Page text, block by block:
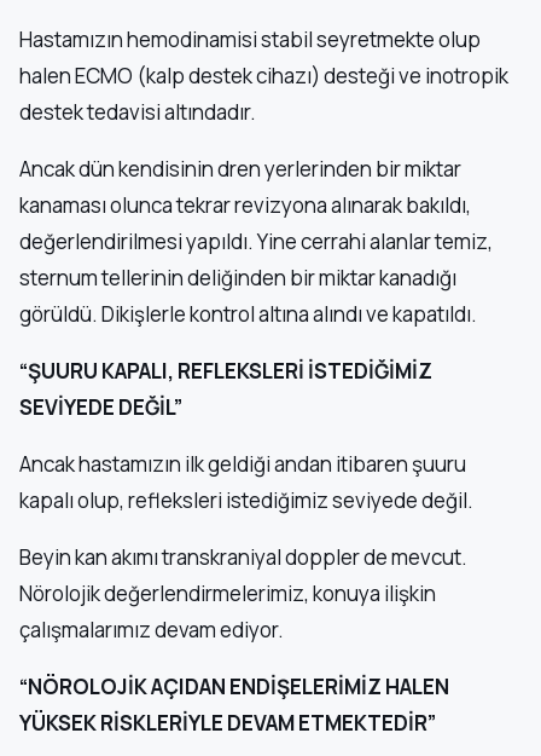
Hastamızın hemodinamisi stabil seyretmekte olup
halen ECMO (kalp destek cihazı) desteği ve inotropik
destek tedavisi altındadır.
Ancak dün kendisinin dren yerlerinden bir miktar
kanaması olunca tekrar revizyona alınarak bakıldı,
değerlendirilmesi yapıldı. Yine cerrahi alanlar temiz,
sternum tellerinin deliğinden bir miktar kanadığı
görüldü. Dikişlerle kontrol altına alındı ve kapatıldı.
“ŞUURU KAPALI, REFLEKSLERİ İSTEDİĞİMİZ
SEVİYEDE DEĞİL”
Ancak hastamızın ilk geldiği andan itibaren şuuru
kapalı olup, refleksleri istediğimiz seviyede değil.
Beyin kan akımı transkraniyal doppler de mevcut.
Nörolojik değerlendirmelerimiz, konuya ilişkin
çalışmalarımız devam ediyor.
“NÖROLOJİK AÇIDAN ENDİŞELERİMİZ HALEN
YÜKSEK RİSKLERİYLE DEVAM ETMEKTEDİR”